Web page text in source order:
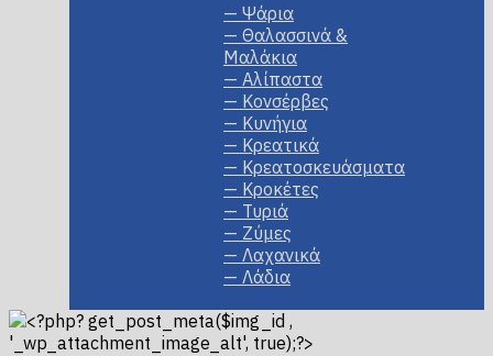
— Ψάρια
— Θαλασσινά &
Μαλάκια
— Αλίπαστα
— Κονσέρβες
— Κυνήγια
— Κρεατικά
— Κρεατοσκευάσματα
— Κροκέτες
— Τυριά
— Ζύμες
— Λαχανικά
— Λάδια